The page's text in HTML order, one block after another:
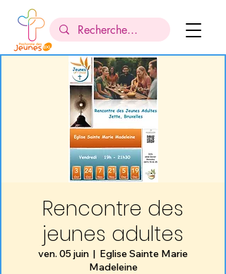
Rencontre des
jeunes adultes
ven. 05 juin
  |
Eglise Sainte Marie
Madeleine